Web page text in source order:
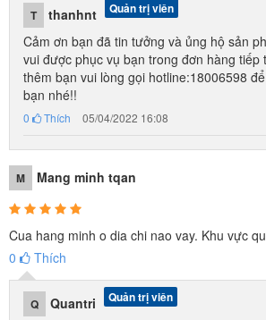
T thanhnt Quản trị viên
Cảm ơn bạn đã tin tưởng và ủng hộ sản
vui được phục vụ bạn trong đơn hàng tiếp
thêm bạn vui lòng gọi hotline:18006598
bạn nhé!!
0 Thích 05/04/2022 16:08
M Mang minh tqan
Cua hang minh o dia chi nao vay. Khu vực
0
Thích
Q Quantri Quản trị viên